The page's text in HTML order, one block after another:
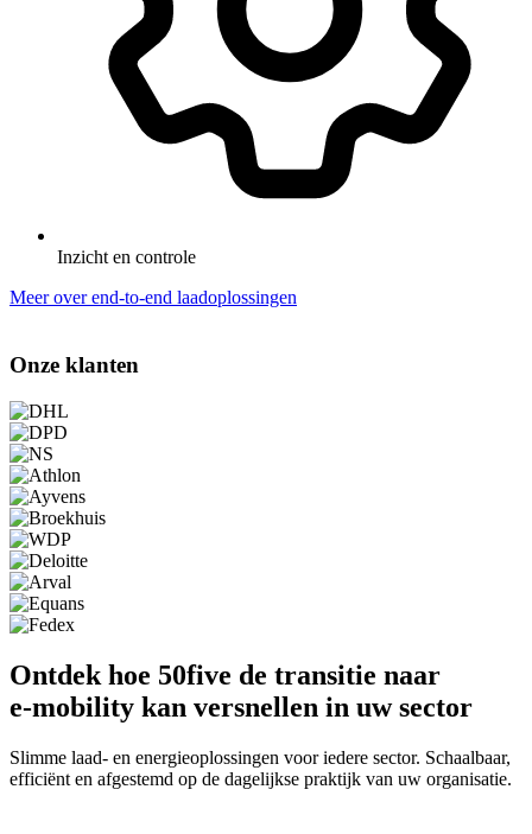
Inzicht en controle
Meer over end-to-end laadoplossingen
Onze klanten
Ontdek hoe 50five de transitie naar
e‑mobility kan versnellen in uw sector
Slimme laad- en energieoplossingen voor iedere sector. Schaalbaar,
efficiënt en afgestemd op de dagelijkse praktijk van uw organisatie.